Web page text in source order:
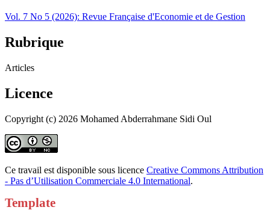
Vol. 7 No 5 (2026): Revue Française d'Economie et de Gestion
Rubrique
Articles
Licence
Copyright (c) 2026 Mohamed Abderrahmane Sidi Oul
Ce travail est disponible sous licence Creative Commons Attribution
- Pas d’Utilisation Commerciale 4.0 International.
Template